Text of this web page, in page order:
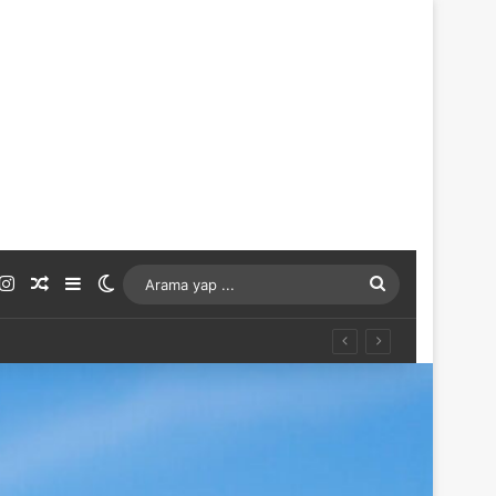
InstagramRastgele Makale
Kenar Bölmesi
Dış görünümü değiştir
...